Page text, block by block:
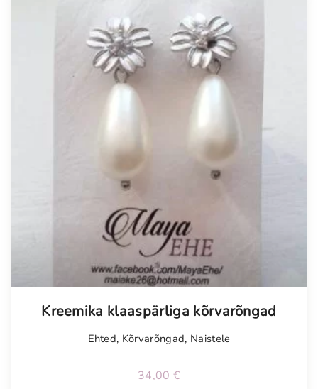
Kreemika klaaspärliga kõrvarõngad
Ehted, Kõrvarõngad, Naistele
34,00 €